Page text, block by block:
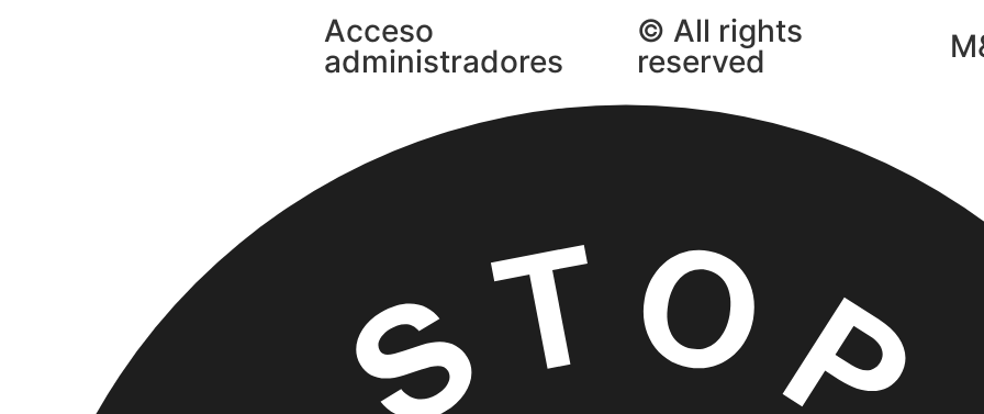
Acceso
administradores
© All rights
reserved